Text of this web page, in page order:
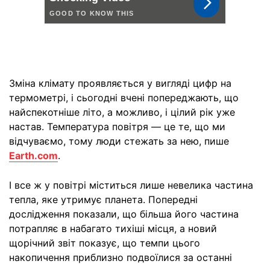
Зміна клімату проявляється у вигляді цифр на
термометрі, і сьогодні вчені попереджають, що
найспекотніше літо, а можливо, і цілий рік уже
настав. Температура повітря — це те, що ми
відчуваємо, тому люди стежать за нею, пише
Earth.com.
І все ж у повітрі міститься лише невелика частина
тепла, яке утримує планета. Попередні
дослідження показали, що більша його частина
потрапляє в набагато тихіші місця, а новий
щорічний звіт показує, що темпи цього
накопичення приблизно подвоїлися за останні